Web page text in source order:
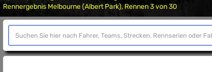
Rennergebnis Melbourne (Albert Park), Rennen 3 von 30